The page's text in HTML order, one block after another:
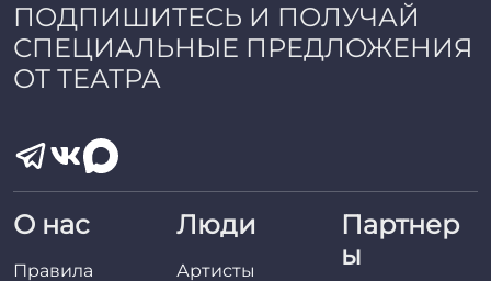
ПОДПИШИТЕСЬ И ПОЛУЧАЙ
СПЕЦИАЛЬНЫЕ ПРЕДЛОЖЕНИЯ
ОТ ТЕАТРА
О нас
Правила
Люди
Артисты
Партнер
ы